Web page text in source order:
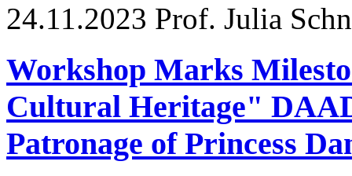
24.11.2023 Prof. Julia
Workshop Marks
Cultural Heritage"
Patronage of Princess